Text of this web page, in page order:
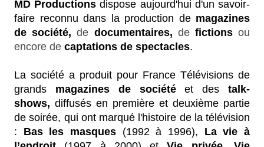
MD Productionsdispose aujourd'hui d'un savoir-
faire reconnu dans la production de magazines
de société, de documentaires, de fictionsou
encore de captations de spectacles.
La société a produit pour France Télévisions de
grands magazines de sociétéet destalk-
shows, diffusés en première et deuxième partie
de soirée, qui ont marqué l'histoire de la télévision
: Bas les masques (1992 à 1996), La vie à